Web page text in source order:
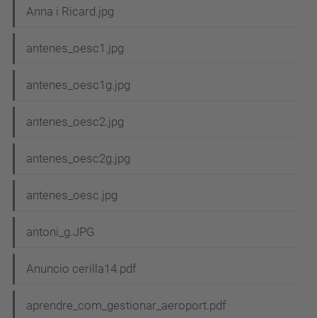
Anna i Ricard.jpg
antenes_oesc1.jpg
antenes_oesc1g.jpg
antenes_oesc2.jpg
antenes_oesc2g.jpg
antenes_oesc.jpg
antoni_g.JPG
Anuncio cerilla14.pdf
aprendre_com_gestionar_aeroport.pdf